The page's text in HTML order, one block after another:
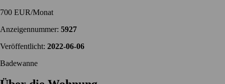
700 EUR/Monat
Anzeigennummer: 5927
Veröffentlicht: 2022-06-06
Badewanne